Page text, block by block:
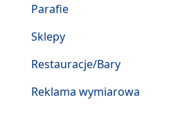
Parafie
Sklepy
Restauracje/Bary
Reklama wymiarowa